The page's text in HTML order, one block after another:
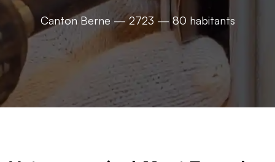
Canton Berne — 2723 — 80 habitants